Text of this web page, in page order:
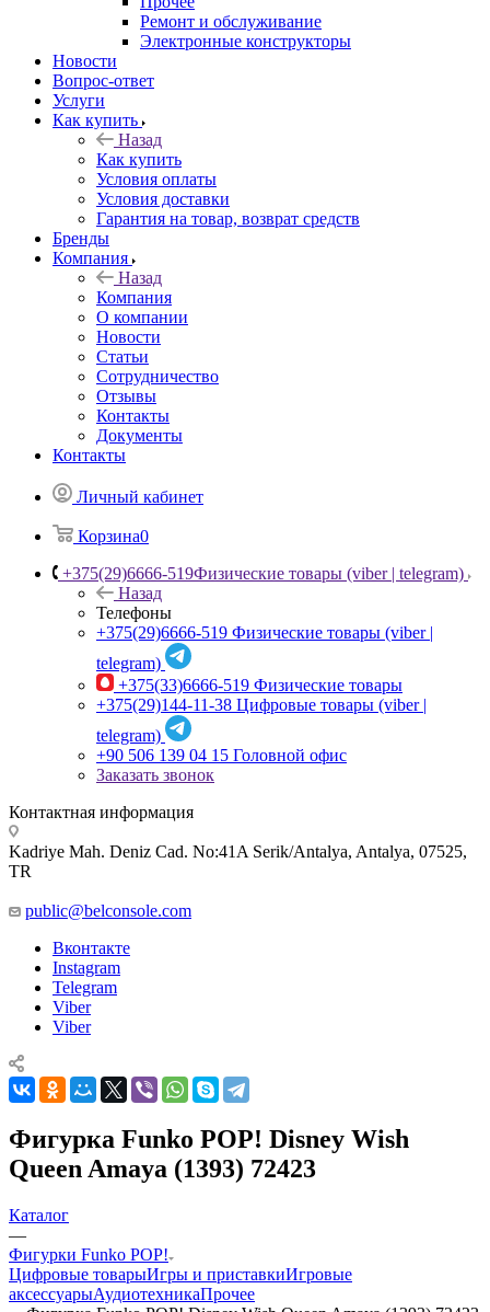
Ремонт и обслуживание
Электронные конструкторы
Новости
Вопрос-ответ
Услуги
Как купить
Назад
Как купить
Условия оплаты
Условия доставки
Гарантия на товар, возврат средств
Бренды
Компания
Назад
Компания
О компании
Новости
Статьи
Сотрудничество
Отзывы
Контакты
Документы
Контакты
Личный кабинет
Корзина0
+375(29)6666-519Физические товары (viber | telegram)
Назад
Телефоны
+375(29)6666-519 Физические товары (viber |
telegram)
+375(33)6666-519 Физические товары
+375(29)144-11-38 Цифровые товары (viber |
telegram)
+90 506 139 04 15 Головной офис
Заказать звонок
Контактная информация
Kadriye Mah. Deniz Cad. No:41A Serik/Antalya, Antalya, 07525,
TR
public@belconsole.com
Вконтакте
Instagram
Telegram
Viber
Viber
Фигурка Funko POP! Disney Wish
Queen Amaya (1393) 72423
Каталог
—
Фигурки Funko POP!
Цифровые товарыИгры и приставкиИгровые
аксессуарыАудиотехникаПрочее